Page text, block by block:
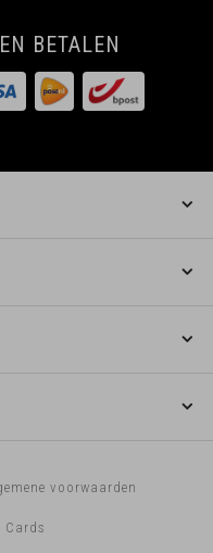
BETALEN
voorwaarden
Cards